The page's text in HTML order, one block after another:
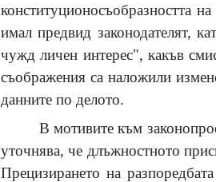
конституционосъобразността
имал предвид законодателят,
чужд личен интерес", какъв
съображения са наложили
данните по делото.
В мотивите към
уточнява, че длъжностното
Прецизирането на